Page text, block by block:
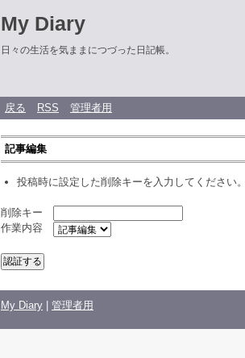
My Diary
日々の生活を気ままにつづった日記帳。
戻る RSS 管理者用
記事編集
投稿時に設定した削除キーを入力してください
削除キー
作業内容
My Diary 管理者用